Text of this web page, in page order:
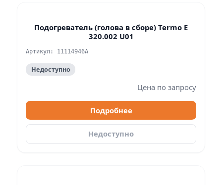
Подогреватель (голова в сборе) Termo E
320.002 U01
Артикул: 11114946A
Недоступно
Цена по запросу
Подробнее
Недоступно